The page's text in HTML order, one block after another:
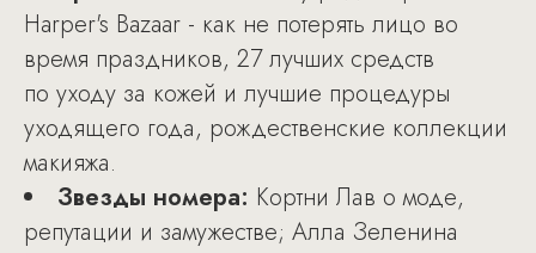
Harper's Bazaar - как не потерять лицо во
время праздников, 27 лучших средств
по уходу за кожей и лучшие процедуры
уходящего года, рождественские коллекции
макияжа.
Звезды номера: Кортни Лав о моде,
репутации и замужестве; Алла Зеленина